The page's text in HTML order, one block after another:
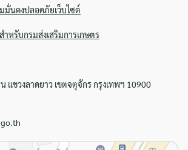
มั่นคงปลอดภัยเว็บไซต์
หรับกรมส่งเสริมการเกษตร
ขวงลาดยาว เขตจตุจักร กรุงเทพฯ 10900